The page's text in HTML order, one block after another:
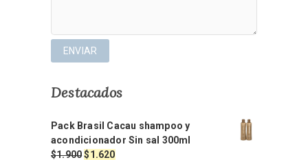
Destacados
Pack Brasil Cacau shampoo y
acondicionador Sin sal 300ml
$1.900El
$1.620El